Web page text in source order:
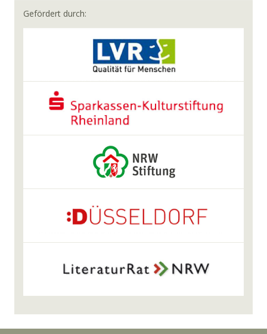
Gefördert durch: